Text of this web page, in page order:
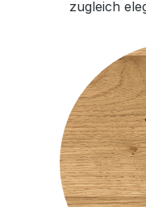
zugleich